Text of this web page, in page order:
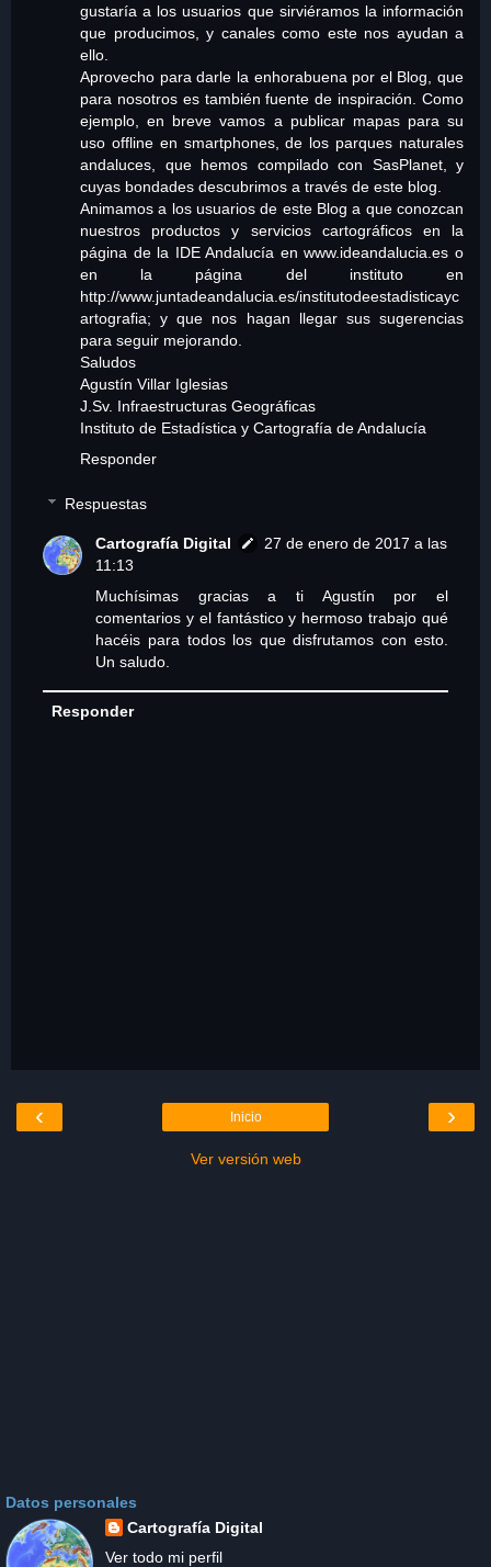
gustaría a los usuarios que sirviéramos la información
que producimos, y canales como este nos ayudan a
ello.
Aprovecho para darle la enhorabuena por el Blog, que
para nosotros es también fuente de inspiración. Como
ejemplo, en breve vamos a publicar mapas para su
uso offline en smartphones, de los parques naturales
andaluces, que hemos compilado con SasPlanet, y
cuyas bondades descubrimos a través de este blog.
Animamos a los usuarios de este Blog a que conozcan
nuestros productos y servicios cartográficos en la
página de la IDE Andalucía en www.ideandalucia.es o
en la página del instituto en
http://www.juntadeandalucia.es/institutodeestadisticayc
artografia; y que nos hagan llegar sus sugerencias
para seguir mejorando.
Saludos
Agustín Villar Iglesias
J.Sv. Infraestructuras Geográficas
Instituto de Estadística y Cartografía de Andalucía
Responder
Respuestas
Cartografía Digital
27 de enero de 2017 a las
11:13
Muchísimas gracias a ti Agustín por el
comentarios y el fantástico y hermoso trabajo qué
hacéis para todos los que disfrutamos con esto.
Un saludo.
Responder
‹ ›
Inicio
Ver versión web
Datos personales
Cartografía Digital
Ver todo mi perfil